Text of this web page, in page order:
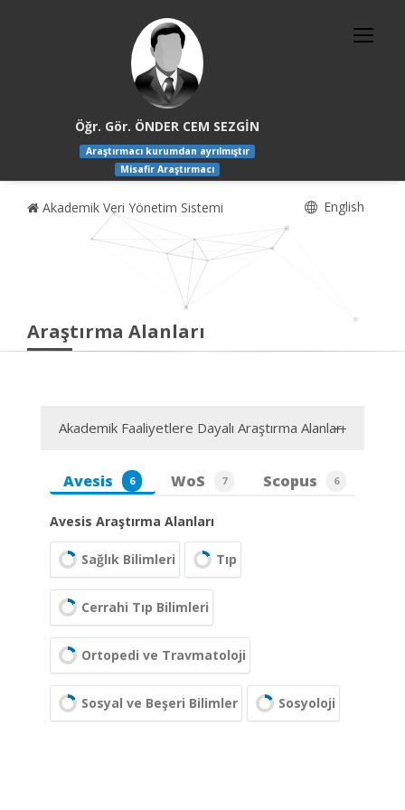
Öğr. Gör. ÖNDER CEM SEZGİN
Araştırmacı kurumdan ayrılmıştır
Misafir Araştırmacı
Akademik Veri Yönetim Sistemi English
Araştırma Alanları
Akademik Faaliyetlere Dayalı Araştırma Alanları
Avesis 6 WoS 7 Scopus 6
Avesis Araştırma Alanları
Sağlık Bilimleri Tıp
Cerrahi Tıp Bilimleri
Ortopedi ve Travmatoloji
Sosyal ve Beşeri Bilimler Sosyoloji